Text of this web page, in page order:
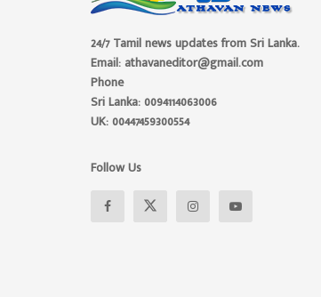
24/7 Tamil news updates from Sri Lanka.
Email: athavaneditor@gmail.com
Phone
Sri Lanka: 0094114063006
UK: 00447459300554
Follow Us